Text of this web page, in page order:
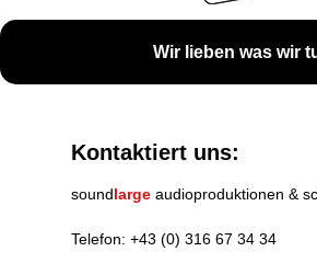
Wir lieben was wir
Kontaktiert uns:
soundlarge audioproduktionen &
Telefon: +43 (0) 316 67 34 34